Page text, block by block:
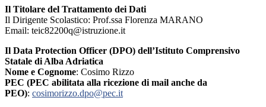
Il Titolare del Trattamento dei Dati
Il Dirigente Scolastico: Prof.ssa Florenza MARANO
Email: teic82200q@istruzione.it
Il Data Protection Officer (DPO) dell’Istituto Comprensivo
Statale di Alba Adriatica
Nome e Cognome: Cosimo Rizzo
PEC (PEC abilitata alla ricezione di mail anche da
PEO): cosimorizzo.dpo@pec.it